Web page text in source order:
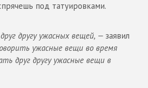
под татуировками.
другу ужасных вещей, — заявил
ужасные вещи во время
друг другу ужасные вещи в